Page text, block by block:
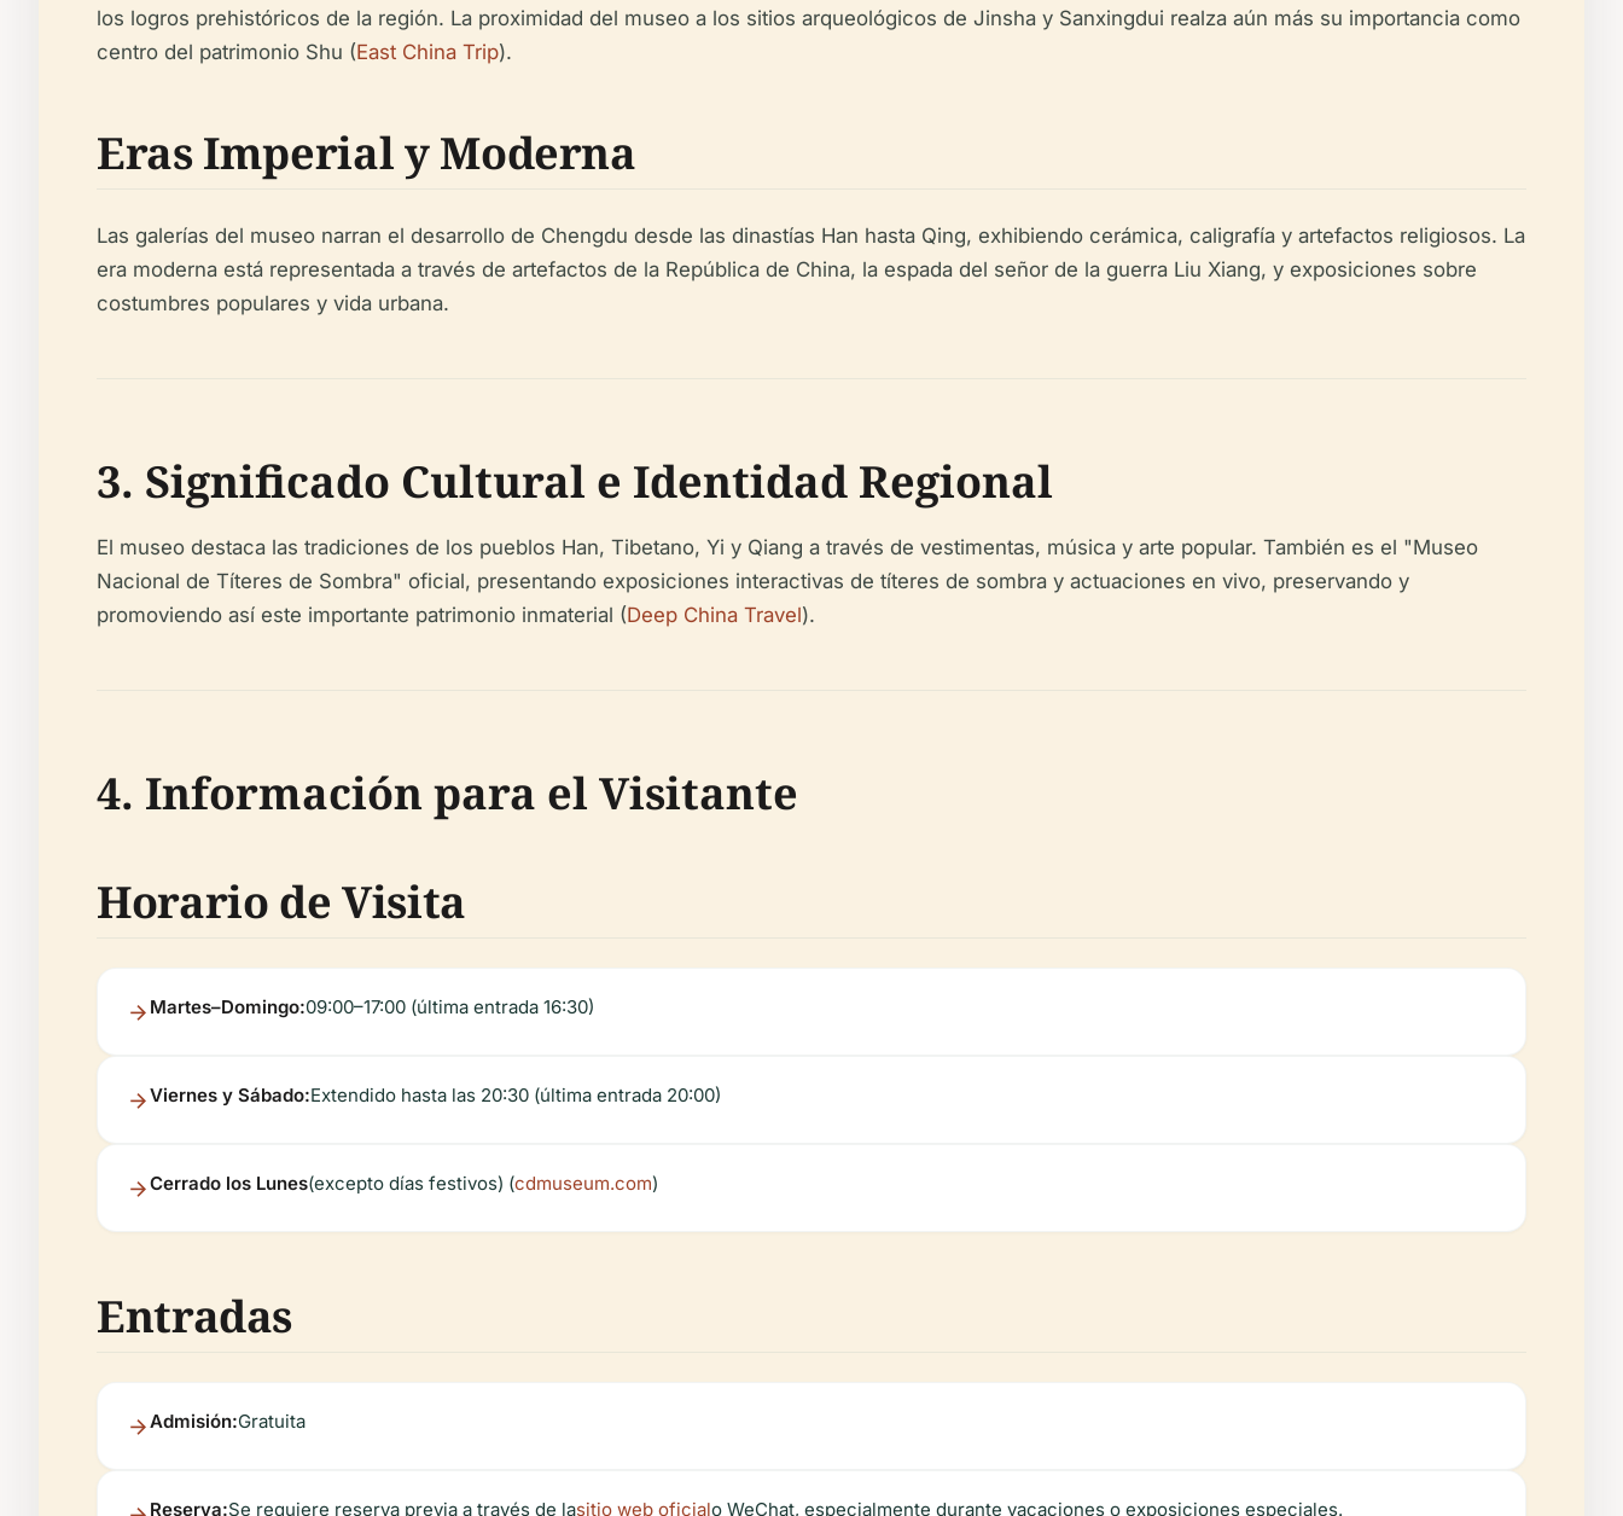
los logros prehistóricos de la región. La proximidad del museo a los sitios arqueológicos de Jinsha y Sanxingdui realza aún más su importancia como
centro del patrimonio Shu (East China Trip).
Eras Imperial y Moderna
Las galerías del museo narran el desarrollo de Chengdu desde las dinastías Han hasta Qing, exhibiendo cerámica, caligrafía y artefactos religiosos. La
era moderna está representada a través de artefactos de la República de China, la espada del señor de la guerra Liu Xiang, y exposiciones sobre
costumbres populares y vida urbana.
3. Significado Cultural e Identidad Regional
El museo destaca las tradiciones de los pueblos Han, Tibetano, Yi y Qiang a través de vestimentas, música y arte popular. También es el "Museo
Nacional de Títeres de Sombra" oficial, presentando exposiciones interactivas de títeres de sombra y actuaciones en vivo, preservando y
promoviendo así este importante patrimonio inmaterial (Deep China Travel).
4. Información para el Visitante
Horario de Visita
Martes–Domingo:09:00–17:00 (última entrada 16:30)
Viernes y Sábado:Extendido hasta las 20:30 (última entrada 20:00)
Cerrado los Lunes(excepto días festivos) (cdmuseum.com)
Entradas
Admisión:Gratuita
Reserva:Se requiere reserva previa a través de lasitio web oficialo WeChat, especialmente durante vacaciones o exposiciones especiales.